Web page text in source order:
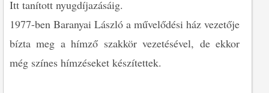
Itt tanított nyugdíjazásáig.
1977-ben Baranyai László a művelődési ház vezetője
bízta meg a hímző szakkör vezetésével, de ekkor
még színes hímzéseket készítettek.